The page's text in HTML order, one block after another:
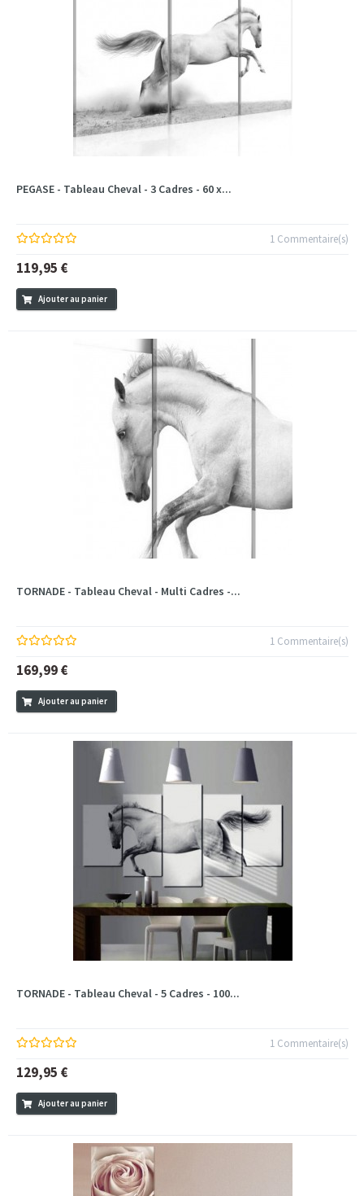
PEGASE - Tableau Cheval - 3 Cadres - 60 x...
1 Commentaire(s)
119,95 €
Ajouter au panier
TORNADE - Tableau Cheval - Multi Cadres -...
1 Commentaire(s)
169,99 €
Ajouter au panier
TORNADE - Tableau Cheval - 5 Cadres - 100...
1 Commentaire(s)
129,95 €
Ajouter au panier